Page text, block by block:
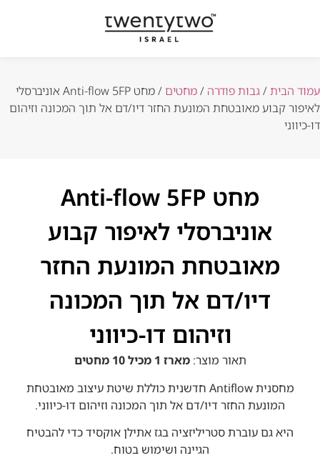
עמוד הבית/גבות פודרה /מחטים
/ מחט Anti-flow 5FP אוניברסלי
לאיפור קבוע מאובטחת המונעת החזר דיו/דם אל תוך המכונה וזיהום
דו-כיווני
מחט Anti-flow 5FP
אוניברסלי לאיפור קבוע
מאובטחת המונעת החזר
דיו/דם אל תוך המכונה
וזיהום דו-כיווני
תאור מוצר:מארז 1 מכיל 10 מחטים
מחסנית Antiflow חדשנית כוללת שיטת עיצוב מאובטחת
המונעת החזר דיו/דם אל תוך המכונה וזיהום דו-כיווני.
היא גם עוברת סטריליזציה בגז אתילן אוקסיד כדי להבטיח
הגיינה ושימוש בטוח.